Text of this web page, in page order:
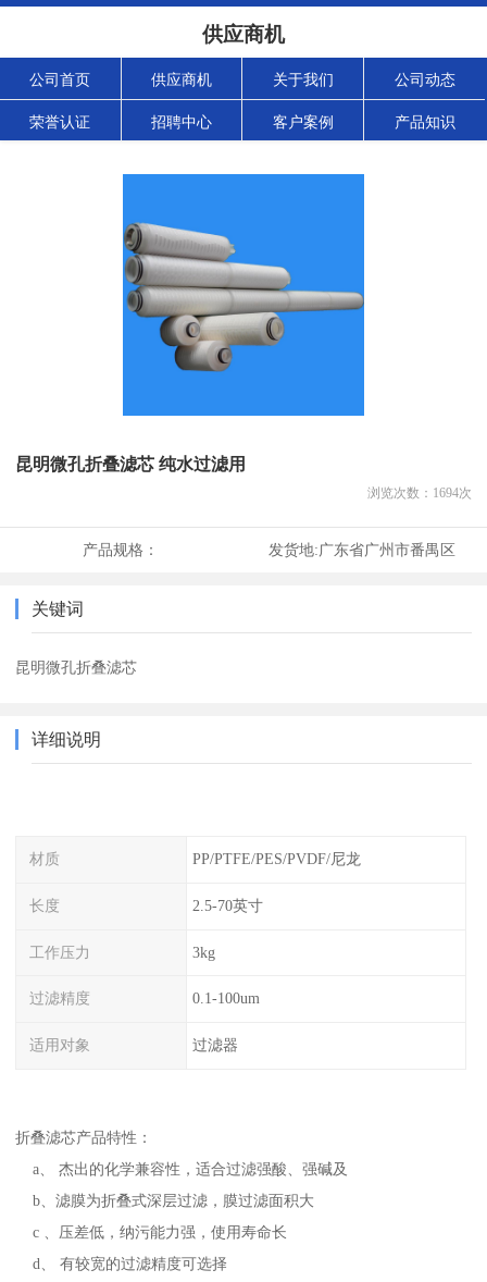
供应商机
公司首页 供应商机 关于我们 公司动态
荣誉认证 招聘中心 客户案例 产品知识
昆明微孔折叠滤芯 纯水过滤用
浏览次数： 1694次
产品规格： 发货地:广东省广州市番禺区
关键词
昆明微孔折叠滤芯
详细说明
材质 PP/PTFE/PES/PVDF/尼龙
长度 2.5-70英寸
工作压力 3kg
过滤精度 0.1-100um
适用对象 过滤器
折叠滤芯产品特性：
a、 杰出的化学兼容性，适合过滤强酸、强碱及
b、滤膜为折叠式深层过滤，膜过滤面积大
c 、压差低，纳污能力强，使用寿命长
d、 有较宽的过滤精度可选择